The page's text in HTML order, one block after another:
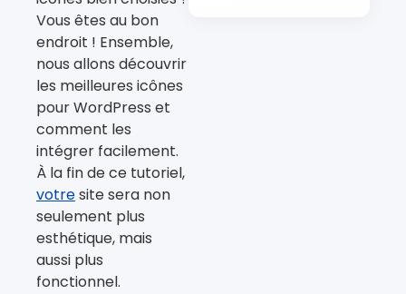
Vous êtes au bon
endroit ! Ensemble,
nous allons découvrir
les meilleures icônes
pour WordPress et
comment les
intégrer facilement.
À la fin de ce tutoriel,
votresite sera non
seulement plus
esthétique, mais
aussi plus
fonctionnel.